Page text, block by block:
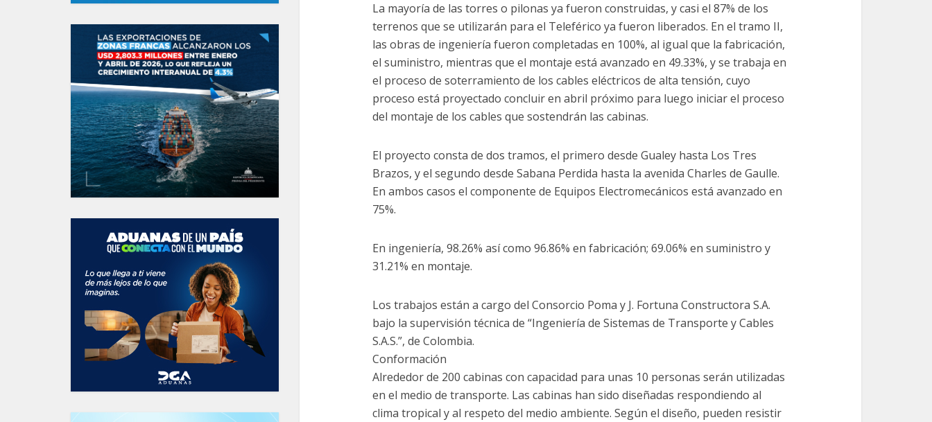
La mayoría de las torres o pilonas ya fueron construidas, y casi el 87% de los
terrenos que se utilizarán para el Teleférico ya fueron liberados. En el tramo II,
las obras de ingeniería fueron completadas en 100%, al igual que la fabricación,
el suministro, mientras que el montaje está avanzado en 49.33%, y se trabaja en
el proceso de soterramiento de los cables eléctricos de alta tensión, cuyo
proceso está proyectado concluir en abril próximo para luego iniciar el proceso
del montaje de los cables que sostendrán las cabinas.
El proyecto consta de dos tramos, el primero desde Gualey hasta Los Tres
Brazos, y el segundo desde Sabana Perdida hasta la avenida Charles de Gaulle.
En ambos casos el componente de Equipos Electromecánicos está avanzado en
75%.
En ingeniería, 98.26% así como 96.86% en fabricación; 69.06% en suministro y
31.21% en montaje.
Los trabajos están a cargo del Consorcio Poma y J. Fortuna Constructora S.A.
bajo la supervisión técnica de “Ingeniería de Sistemas de Transporte y Cables
S.A.S.”, de Colombia.
Conformación
Alrededor de 200 cabinas con capacidad para unas 10 personas serán utilizadas
en el medio de transporte. Las cabinas han sido diseñadas respondiendo al
clima tropical y al respeto del medio ambiente. Según el diseño, pueden resistir